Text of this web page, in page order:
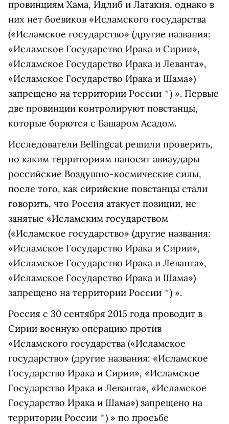
провинциям Хама, Идлиб и Латакия, однако в
них нет боевиков «Исламского государства
(«Исламское государство» (другие названия:
«Исламское Государство Ирака и Сирии»,
«Исламское Государство Ирака и Леванта»,
«Исламское Государство Ирака и Шама»)
запрещено на территории России *) ». Первые
две провинции контролируют повстанцы,
которые борются с Башаром Асадом.
Исследователи Bellingcat решили проверить,
по каким территориям наносят авиаудары
российские Воздушно-космические силы,
после того, как сирийские повстанцы стали
говорить, что Россия атакует позиции, не
занятые «Исламским государством
(«Исламское государство» (другие названия:
«Исламское Государство Ирака и Сирии»,
«Исламское Государство Ирака и Леванта»,
«Исламское Государство Ирака и Шама»)
запрещено на территории России *) ».
Россия с 30 сентября 2015 года проводит в
Сирии военную операцию против
«Исламского государства («Исламское
государство» (другие названия: «Исламское
Государство Ирака и Сирии», «Исламское
Государство Ирака и Леванта», «Исламское
Государство Ирака и Шама») запрещено на
территории России *) » по просьбе